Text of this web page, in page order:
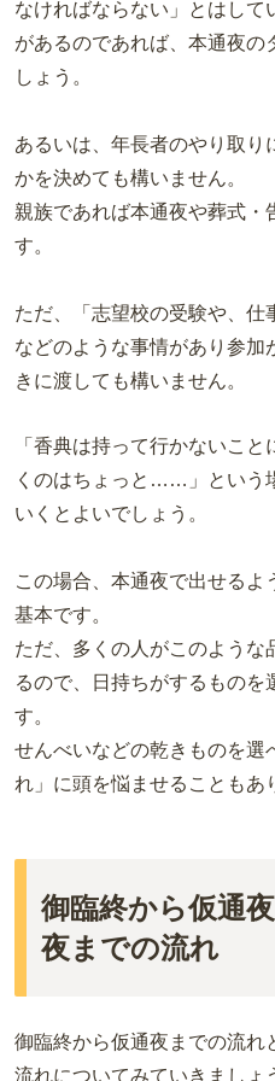
なければならない」とはして
があるのであれば、本通夜
しょう。
あるいは、年長者のやり取り
かを決めても構いません。
親族であれば本通夜や葬式・
す。
ただ、「志望校の受験や、仕
などのような事情があり参加
きに渡しても構いません。
「香典は持って行かないこ
くのはちょっと……」という
いくとよいでしょう。
この場合、本通夜で出せる
基本です。
ただ、多くの人がこのよう
るので、日持ちがするものを
す。
せんべいなどの乾きものを選
れ」に頭を悩ませることもあ
御臨終から仮通
夜までの流れ
御臨終から仮通夜までの流れ
流れについてみていきましょ